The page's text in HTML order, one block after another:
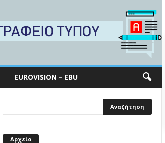
EUROVISION – EBU
Αρχείο